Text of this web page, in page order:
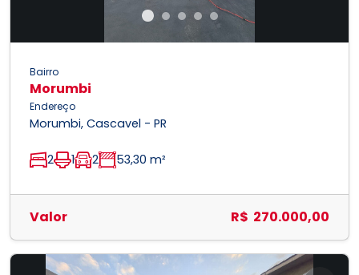
Bairro
Morumbi
Endereço
Morumbi, Cascavel - PR
2 1 2 53,30 m²
Valor R$ 270.000,00